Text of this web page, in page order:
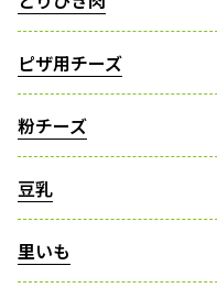
ピザ用チーズ
粉チーズ
豆乳
里いも